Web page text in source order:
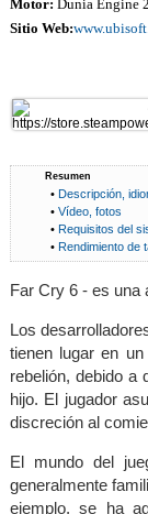
Motor: Dunia Engine 2
Sitio Web:
Resumen
• Descripción,
• Vídeo, fotos
• Requisitos del
• Rendimiento de
Far Cry 6 - es una
Los
tienen lugar en
rebelión, debido a
hijo. El jugador
discreción al
El mundo del
generalmente
ejemplo, se ha